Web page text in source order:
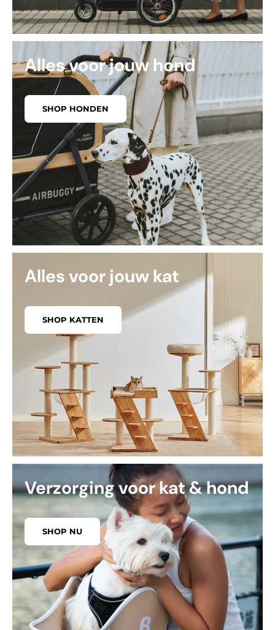
Alles voor jouw hond
SHOP HONDEN
Alles voor jouw kat
SHOP KATTEN
Verzorging voor kat & hond
SHOP NU